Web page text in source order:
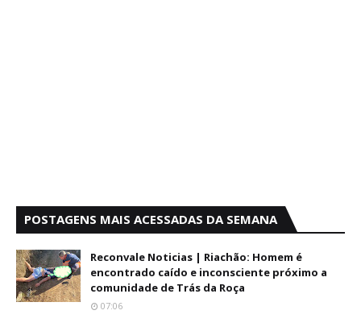
POSTAGENS MAIS ACESSADAS DA SEMANA
Reconvale Noticias | Riachão: Homem é
encontrado caído e inconsciente próximo a
comunidade de Trás da Roça
07:06